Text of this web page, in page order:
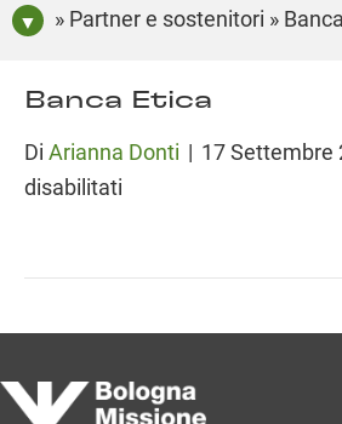
» Partner e sostenitori »
Banca Etica
Di Arianna Donti | 17 Settembre
disabilitati